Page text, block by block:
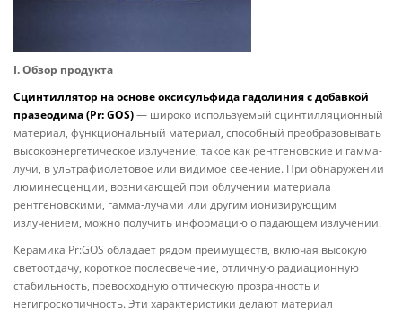
I. Обзор продукта
Сцинтиллятор на основе оксисульфида гадолиния с добавкой
празеодима (Pr: GOS)— широко используемый сцинтилляционный
материал, функциональный материал, способный преобразовывать
высокоэнергетическое излучение, такое как рентгеновские и гамма-
лучи, в ультрафиолетовое или видимое свечение. При обнаружении
люминесценции, возникающей при облучении материала
рентгеновскими, гамма-лучами или другим ионизирующим
излучением, можно получить информацию о падающем излучении.
Керамика Pr:GOS обладает рядом преимуществ, включая высокую
светоотдачу, короткое послесвечение, отличную радиационную
стабильность, превосходную оптическую прозрачность и
негигроскопичность. Эти характеристики делают материал